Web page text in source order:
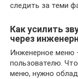
следить за теми
Как усилить
через
Инженерное меню
пользователю.
меню, нужно